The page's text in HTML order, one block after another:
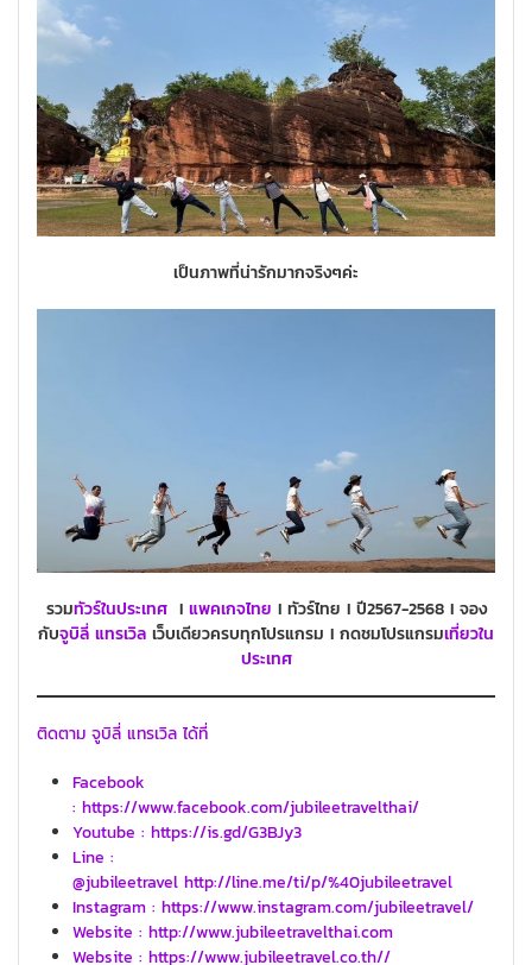
เป็นภาพที่น่ารักมากจริงๆค่ะ
รวมทัวร์ในประเทศI แพคเกจไทย I ทัวร์ไทย I ปี2567-2568 I จอง
กับจูบิลี่ แทรเวิล เว็บเดียวครบทุกโปรแกรม I กดชมโปรแกรมเที่ยวใน
ประเทศ
ติดตาม จูบิลี่ แทรเวิล ได้ที่
Facebook
: https://www.facebook.com/jubileetravelthai/
Youtube : https://is.gd/G3BJy3
Line :
@jubileetravel http://line.me/ti/p/%40jubileetravel
Instagram : https://www.instagram.com/jubileetravel/
Website : http://www.jubileetravelthai.com
Website : https://www.jubileetravel.co.th//